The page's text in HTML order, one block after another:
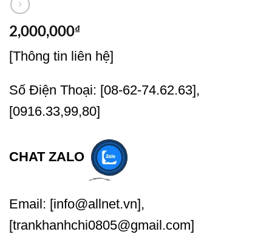
2,000,000₫
[Thông tin liên hệ]
Số Điện Thoại: [08-62-74.62.63],
[0916.33,99,80]
CHAT ZALO
Email: [info@allnet.vn],
[trankhanhchi0805@gmail.com]